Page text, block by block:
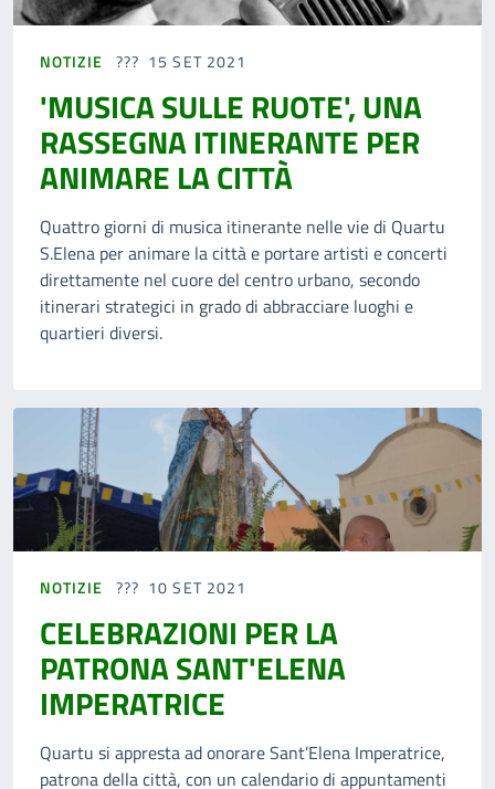
NOTIZIE 15 SET 2021
'MUSICA SULLE RUOTE', UNA
RASSEGNA ITINERANTE PER
ANIMARE LA CITTÀ
Quattro giorni di musica itinerante nelle vie di Quartu
S.Elena per animare la città e portare artisti e concerti
direttamente nel cuore del centro urbano, secondo
itinerari strategici in grado di abbracciare luoghi e
quartieri diversi.
NOTIZIE 10 SET 2021
CELEBRAZIONI PER LA
PATRONA SANT'ELENA
IMPERATRICE
Quartu si appresta ad onorare Sant’Elena Imperatrice,
patrona della città, con un calendario di appuntamenti